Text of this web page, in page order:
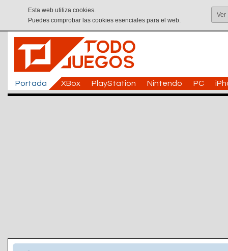
Esta web utiliza cookies.
Puedes comprobar las cookies esenciales para el web.
Ver
Portada XBox PlayStation Nintendo PC